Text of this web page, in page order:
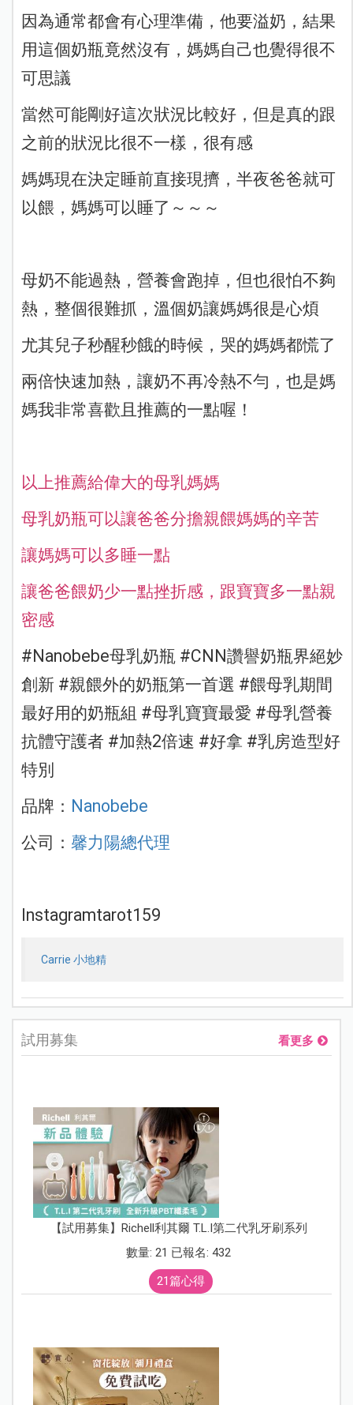
因為通常都會有心理準備，他要溢奶，結果
用這個奶瓶竟然沒有，媽媽自己也覺得很不
可思議
當然可能剛好這次狀況比較好，但是真的跟
之前的狀況比很不一樣，很有感
媽媽現在決定睡前直接現擠，半夜爸爸就可
以餵，媽媽可以睡了～～～
母奶不能過熱，營養會跑掉，但也很怕不夠
熱，整個很難抓，溫個奶讓媽媽很是心煩
尤其兒子秒醒秒餓的時候，哭的媽媽都慌了
兩倍快速加熱，讓奶不再冷熱不勻，也是媽
媽我非常喜歡且推薦的一點喔！
以上推薦給偉大的母乳媽媽
母乳奶瓶可以讓爸爸分擔親餵媽媽的辛苦
讓媽媽可以多睡一點
讓爸爸餵奶少一點挫折感，跟寶寶多一點親
密感
#Nanobebe母乳奶瓶 #CNN讚譽奶瓶界絕妙
創新 #親餵外的奶瓶第一首選 #餵母乳期間
最好用的奶瓶組 #母乳寶寶最愛 #母乳營養
抗體守護者 #加熱2倍速 #好拿 #乳房造型好
特別
品牌： Nanobebe
公司： 馨力陽總代理
Instagramtarot159
Carrie 小地精
試用募集 看更多
【試用募集】Richell利其爾 T.L.I第二代乳牙刷系列
數量: 21 已報名: 432
21篇心得